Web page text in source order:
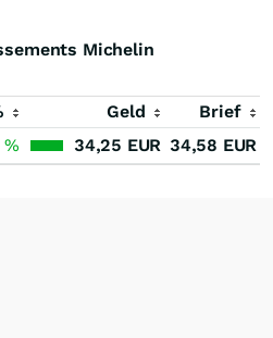
Michelin
Geld
Brief
% 34,25 EUR 34,58 EUR